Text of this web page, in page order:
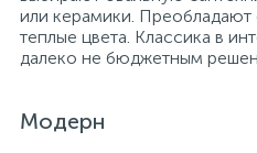
или керамики.
теплые цвета. Классика в
далеко не бюджетным
Модерн